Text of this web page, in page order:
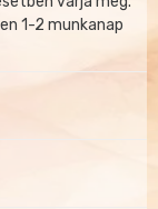
1-2 munkanap